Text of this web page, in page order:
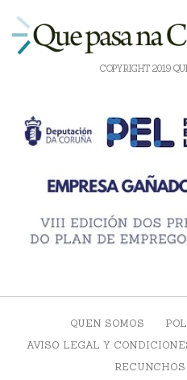
COPYRIGHT 2019
QUEN SOMOS
AVISO LEGAL Y